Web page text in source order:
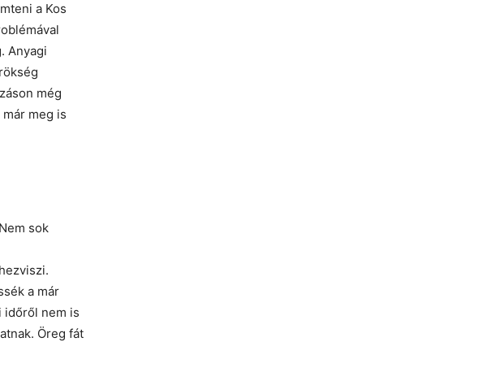
a Kos
Anyagi
még
meg is
sok
a már
időről nem is
Öreg fát